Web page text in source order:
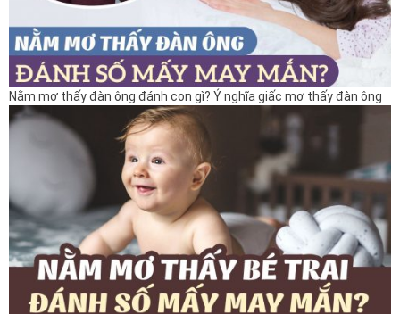
Nằm mơ thấy đàn ông đánh con gì? Ý nghĩa giấc mơ thấy đàn ông